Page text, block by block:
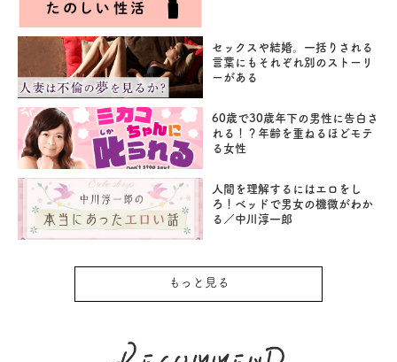
セックスや結婚。一括りされる
言葉にもそれぞれ別のストーリ
ーがある
60歳で30歳年下の男性に告白さ
れる！？年齢を重ねるほどモテ
る女性
人間を理解するにはエロをし
ろ！ベッドで男女の機微がわか
る／中川淳一郎
もっと見る